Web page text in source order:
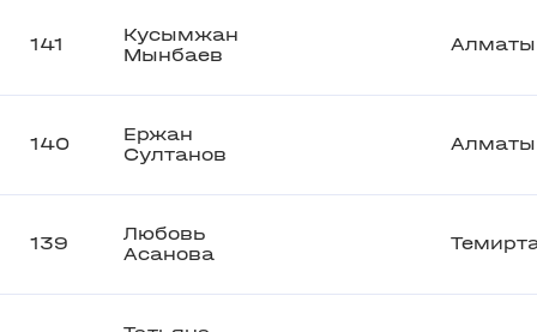
141
Кусымжан
Мынбаев
Алматы
140
Ержан
Султанов
Алматы
139
Любовь
Асанова